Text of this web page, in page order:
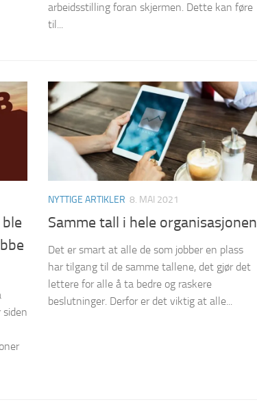
arbeidsstilling foran skjermen. Dette kan føre
til...
NYTTIGE ARTIKLER 8. MAI 2021
Samme tall i hele organisasjonen
Det er smart at alle de som jobber en plass
har tilgang til de samme tallene, det gjør det
lettere for alle å ta bedre og raskere
beslutninger. Derfor er det viktig at alle...